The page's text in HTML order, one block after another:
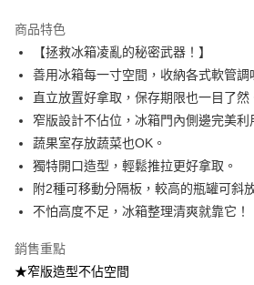
1.分期款項不併入電信帳單，「大哥付你分期」
2.透過簡訊連結打開帳單後，可選擇「超商條碼
帳／街口支付／iPASS MONEY」等通路繳費。
【注意事項】
1.本服務係由「台灣大哥大股份有限公司」（以
用戶於交易時，得透過本服務購買商品或服務，
買賣價金債權讓與本公司後，依約使用本公司帳
2.基於同意付款使用「大哥付你分期」之契約關
資料（包含姓名、電話或地址）提供予台灣大哥
由本公司與您本人進行分期帳單所需資料之確認
每筆NT$100，滿NT$499(含以上)免運費
7-11取貨付款
每筆NT$100，滿NT$499(含以上)免運費
付款後7-11取貨
每筆NT$100，滿NT$499(含以上)免運費
宅配【父親節大回饋】限時$299免運
每筆NT$150，滿NT$299(含以上)免運費
商品特色
【拯救冰箱凌亂的秘密武器！】
善用冰箱每一寸空間，收納各式軟管調
直立放置好拿取，保存期限也一目了然
窄版設計不佔位，冰箱門內側邊完美利
蔬果室存放蔬菜也OK。
獨特開口造型，輕鬆推拉更好拿取。
附2種可移動分隔板，較高的瓶罐可斜
不怕高度不足，冰箱整理清爽就靠它！
銷售重點
★窄版造型不佔空間